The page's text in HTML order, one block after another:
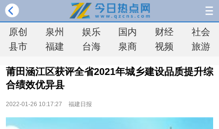
原创 泉州 娱乐 国内 财经
社会
县市
福建 台海 泉商 视频 旅游
莆田涵江区获评全省2021年城乡建设品质提升综
合绩效优异县
2022-01-26 10:17:27 福建日报